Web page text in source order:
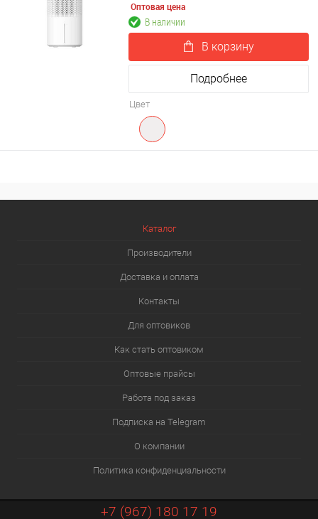
Оптовая цена
В наличии
В корзину
Подробнее
Цвет
Каталог
Производители
Доставка и оплата
Контакты
Для оптовиков
Как стать оптовиком
Оптовые прайсы
Работа под заказ
Подписка на Telegram
О компании
Политика конфиденциальности
+7 (967) 180 17 19